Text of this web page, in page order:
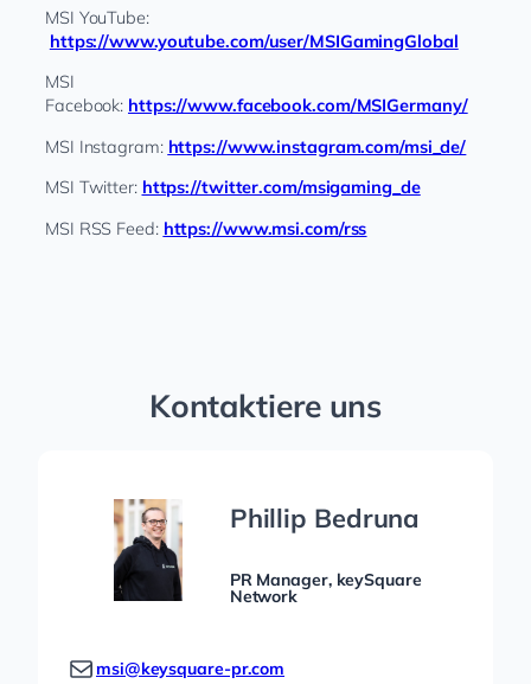
MSI YouTube: ​
https://www.youtube.com/user/MSIGamingGlobal
MSI
Facebook: https://www.facebook.com/MSIGermany/
MSI Instagram: https://www.instagram.com/msi_de/
MSI Twitter: https://twitter.com/msigaming_de
MSI RSS Feed: https://www.msi.com/rss
Kontaktiere uns
Phillip Bedruna
PR Manager, keySquare
Network
msi@keysquare-pr.com